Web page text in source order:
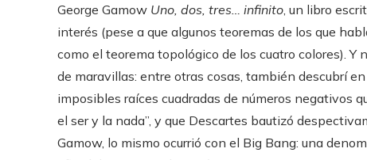
George Gamow Uno, dos, tres… infinito , un libro
interés (pese a que algunos teoremas de los que
como el teorema topológico de los cuatro colores).
de maravillas: entre otras cosas, también descubrí
imposibles raíces cuadradas de números negativos
el ser y la nada”, y que Descartes bautizó
Gamow, lo mismo ocurrió con el Big Bang: una